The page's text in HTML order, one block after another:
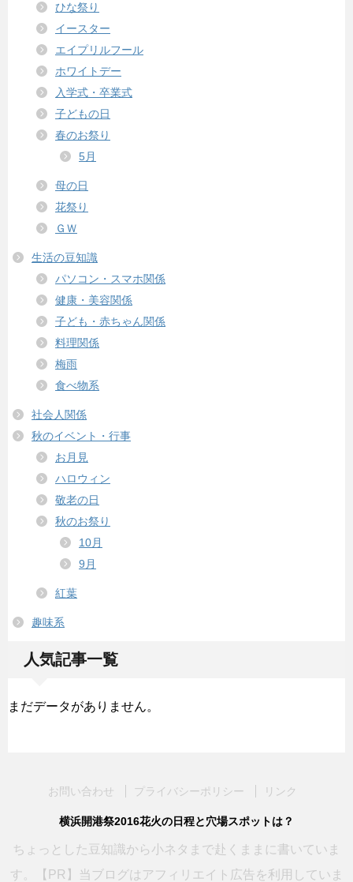
ひな祭り
イースター
エイプリルフール
ホワイトデー
入学式・卒業式
子どもの日
春のお祭り
5月
母の日
花祭り
ＧＷ
生活の豆知識
パソコン・スマホ関係
健康・美容関係
子ども・赤ちゃん関係
料理関係
梅雨
食べ物系
社会人関係
秋のイベント・行事
お月見
ハロウィン
敬老の日
秋のお祭り
10月
9月
紅葉
趣味系
人気記事一覧
まだデータがありません。
お問い合わせ プライバシーポリシー リンク
横浜開港祭2016花火の日程と穴場スポットは？
ちょっとした豆知識から小ネタまで赴くままに書いていま
す。【PR】当ブログはアフィリエイト広告を利用していま